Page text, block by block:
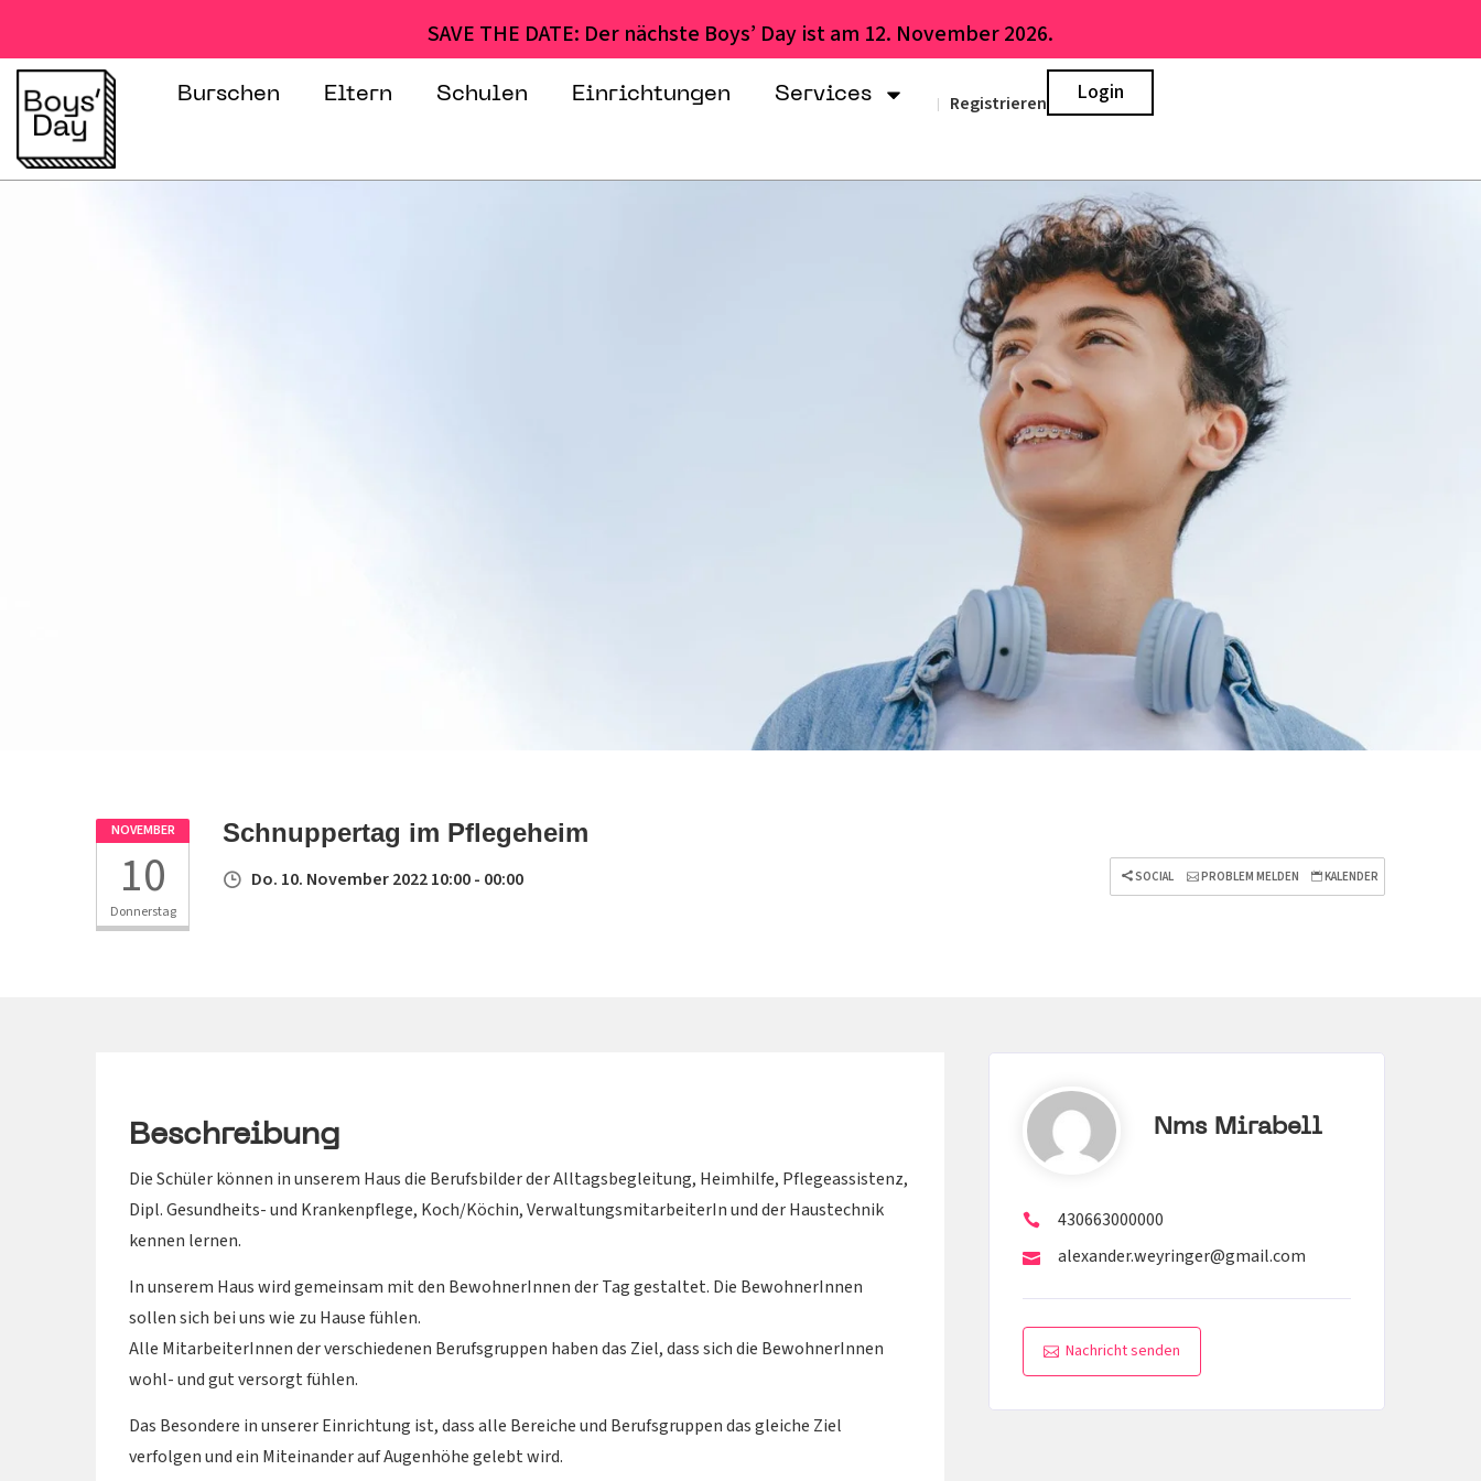
SAVE THE DATE: Der nächste Boys’ Day ist am 12. November 2026.
Burschen Eltern Schulen Einrichtungen Services | Registrieren Login
NOVEMBER
10
Donnerstag
Schnuppertag im Pflegeheim
Do. 10. November 2022 10:00 - 00:00 SOCIAL PROBLEM MELDEN KALENDER
Beschreibung
Die Schüler können in unserem Haus die Berufsbilder der Alltagsbegleitung, Heimhilfe, Pflegeassistenz,
Dipl. Gesundheits- und Krankenpflege, Koch/Köchin, VerwaltungsmitarbeiterIn und der Haustechnik
kennen lernen.
In unserem Haus wird gemeinsam mit den BewohnerInnen der Tag gestaltet. Die BewohnerInnen
sollen sich bei uns wie zu Hause fühlen.
Alle MitarbeiterInnen der verschiedenen Berufsgruppen haben das Ziel, dass sich die BewohnerInnen
wohl- und gut versorgt fühlen.
Das Besondere in unserer Einrichtung ist, dass alle Bereiche und Berufsgruppen das gleiche Ziel
verfolgen und ein Miteinander auf Augenhöhe gelebt wird.
Nms Mirabell
430663000000
alexander.weyringer@gmail.com
Nachricht senden